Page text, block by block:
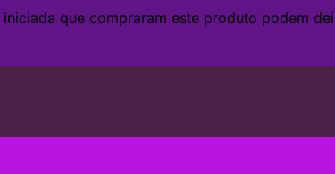
que compraram este produto podem